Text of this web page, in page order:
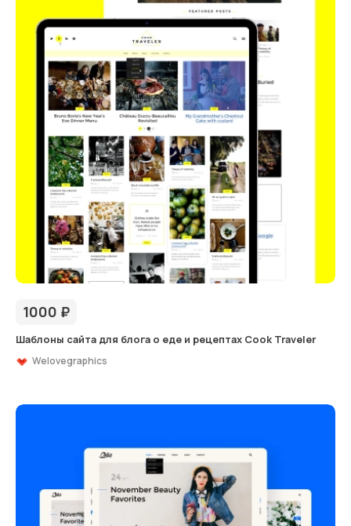
1000 ₽
Шаблоны сайта для блога о еде и рецептах Cook Traveler
Welovegraphics